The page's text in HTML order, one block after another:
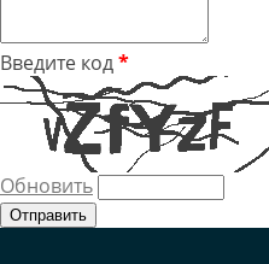
Введите код*
Обновить